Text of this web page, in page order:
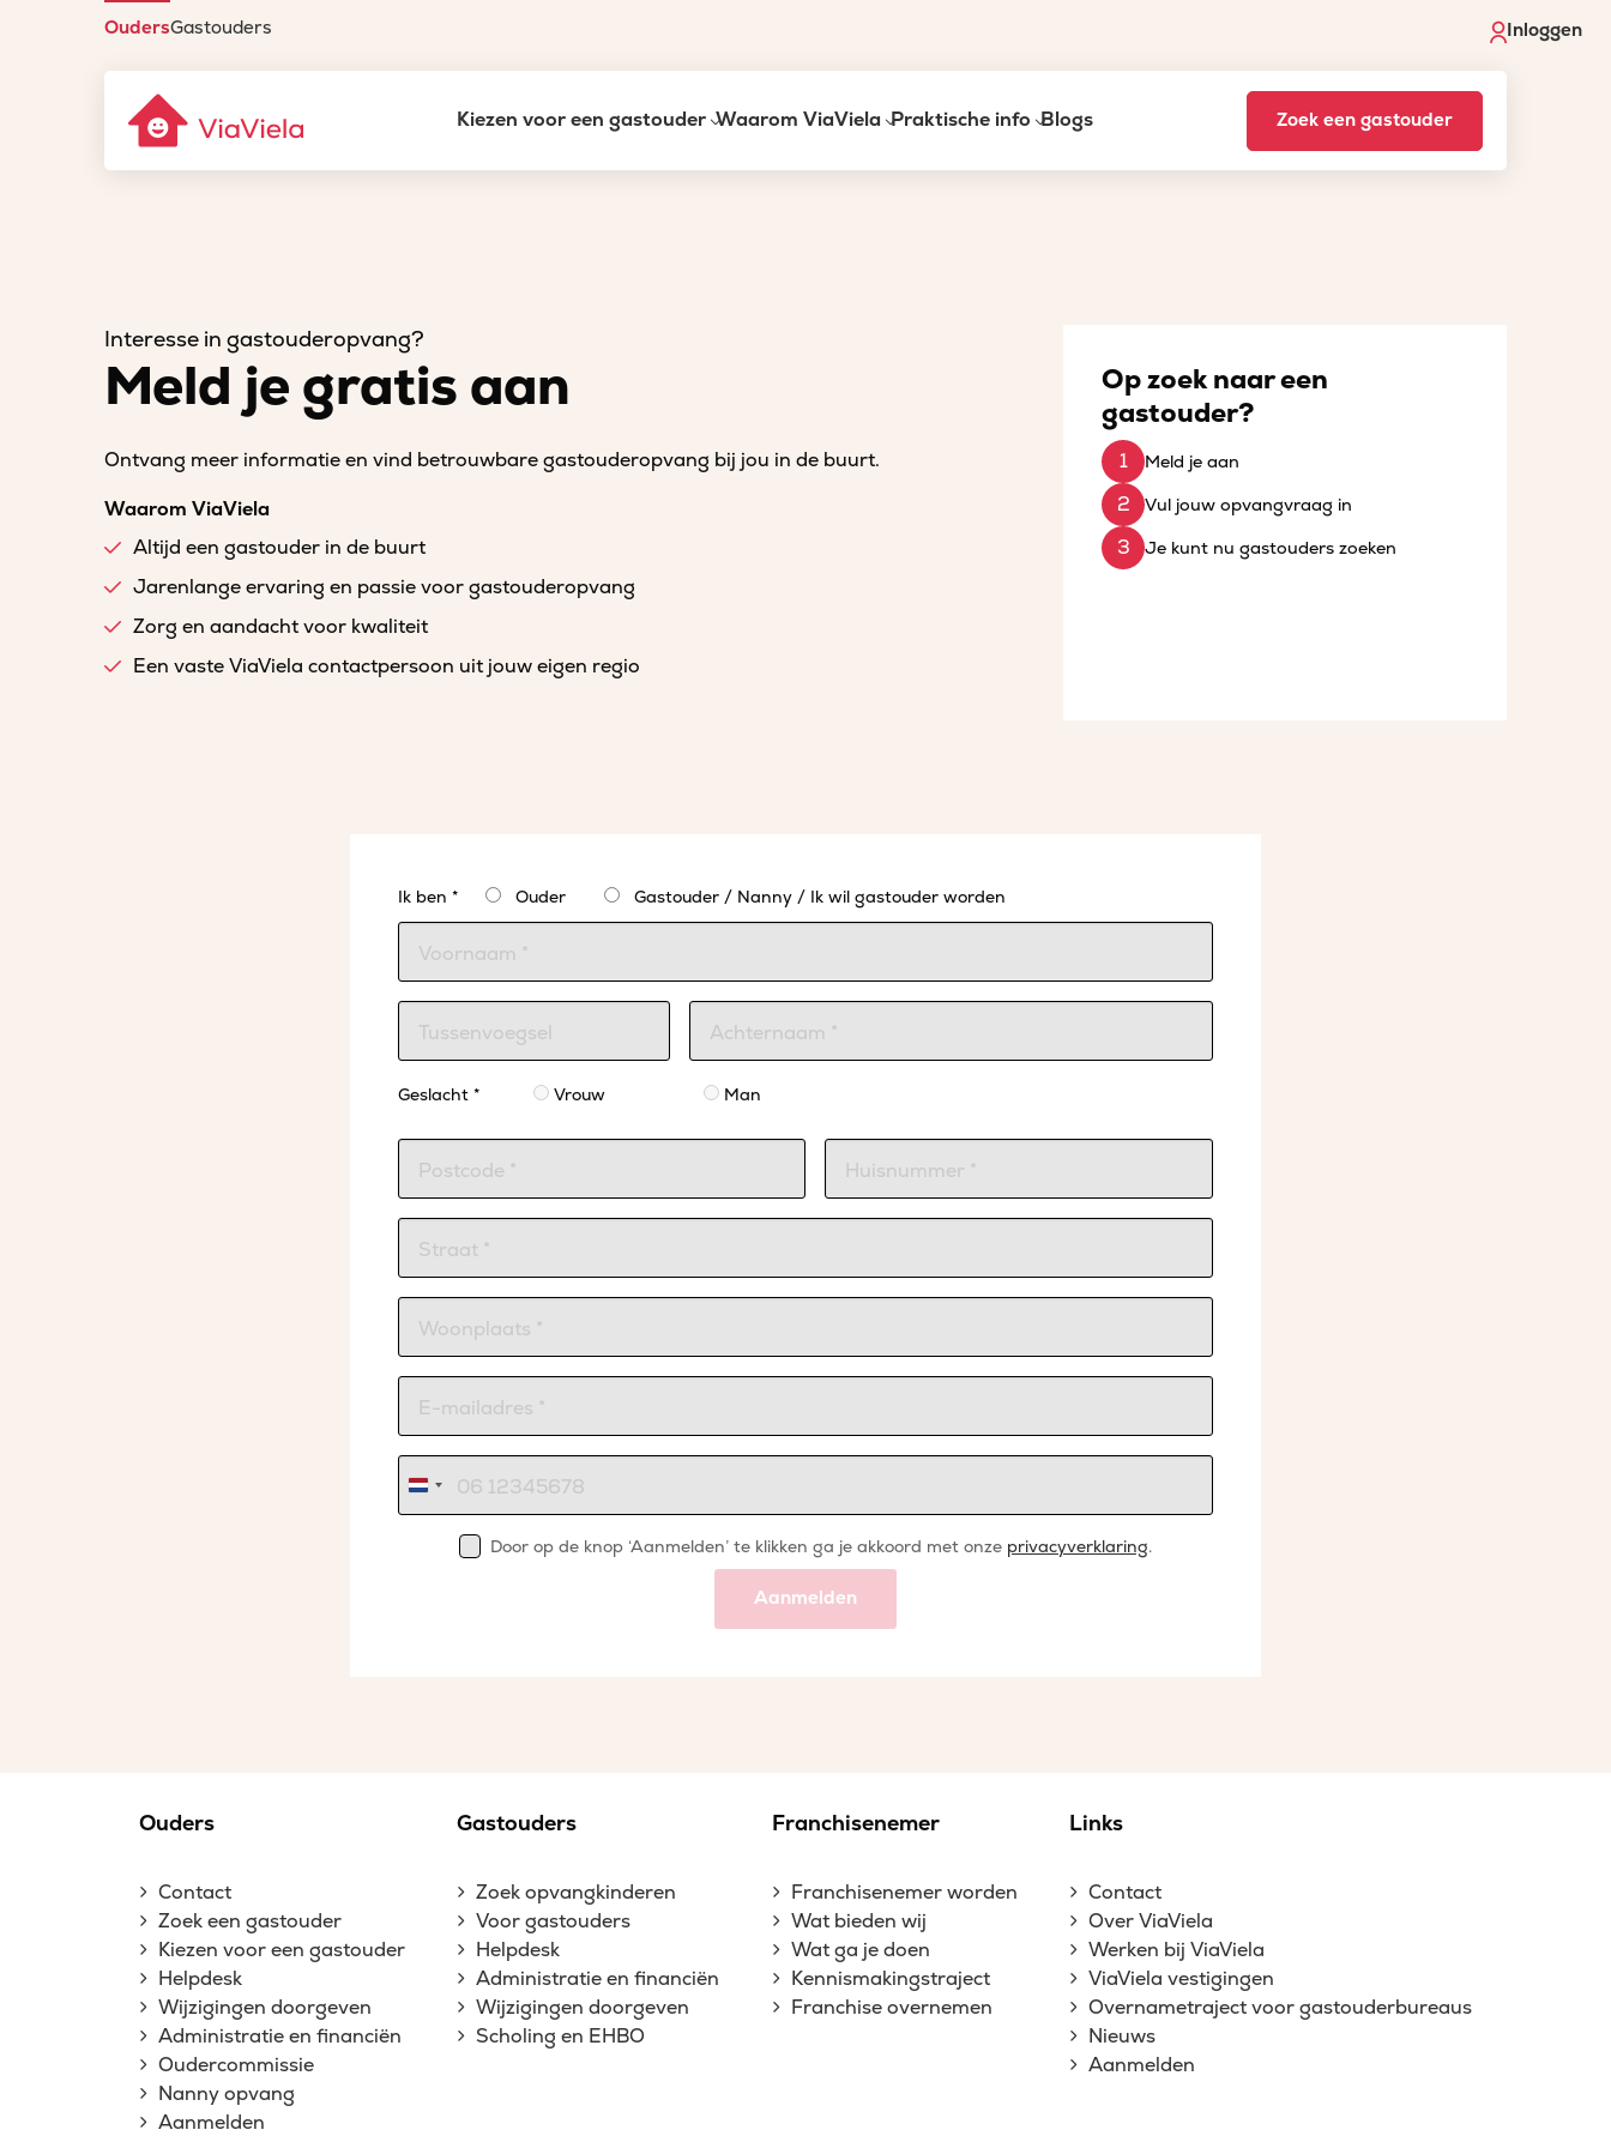
OudersGastouders Inloggen
Kiezen voor een gastouder Waarom ViaViela Praktische info Blogs Zoek een gastouder
Interesse in gastouderopvang?
Meld je gratis aan
Ontvang meer informatie en vind betrouwbare gastouderopvang bij jou in de buurt.
Waarom ViaViela
Altijd een gastouder in de buurt
Jarenlange ervaring en passie voor gastouderopvang
Zorg en aandacht voor kwaliteit
Een vaste ViaViela contactpersoon uit jouw eigen regio
Op zoek naar een
gastouder?
Meld je aan
Vul jouw opvangvraag in
Je kunt nu gastouders zoeken
Ik ben * Ouder Gastouder / Nanny / Ik wil gastouder worden
Geslacht * Vrouw Man
Nederland
+31
Door op de knop ‘Aanmelden’ te klikken ga je akkoord met onze privacyverklaring.
Aanmelden
Ouders
Contact
Zoek een gastouder
Kiezen voor een gastouder
Helpdesk
Wijzigingen doorgeven
Administratie en financiën
Oudercommissie
Nanny opvang
Aanmelden
Gastouders
Zoek opvangkinderen
Voor gastouders
Helpdesk
Administratie en financiën
Wijzigingen doorgeven
Scholing en EHBO
Franchisenemer
Franchisenemer worden
Wat bieden wij
Wat ga je doen
Kennismakingstraject
Franchise overnemen
Links
Contact
Over ViaViela
Werken bij ViaViela
ViaViela vestigingen
Overnametraject voor gastouderbureaus
Nieuws
Aanmelden